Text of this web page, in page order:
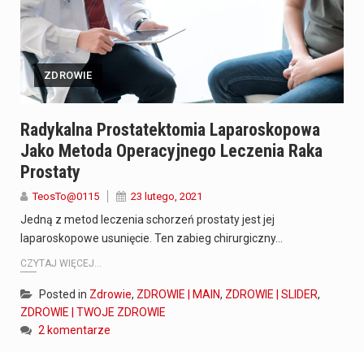
ZDROWIE
Radykalna Prostatektomia Laparoskopowa
Jako Metoda Operacyjnego Leczenia Raka
Prostaty
TeosTo@0115 23 lutego, 2021
Jedną z metod leczenia schorzeń prostaty jest jej
laparoskopowe usunięcie. Ten zabieg chirurgiczny…
CZYTAJ WIĘCEJ...
Posted in Zdrowie, ZDROWIE | MAIN, ZDROWIE | SLIDER,
ZDROWIE | TWOJE ZDROWIE
2 komentarze